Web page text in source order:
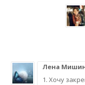
Лена
1. Хочу